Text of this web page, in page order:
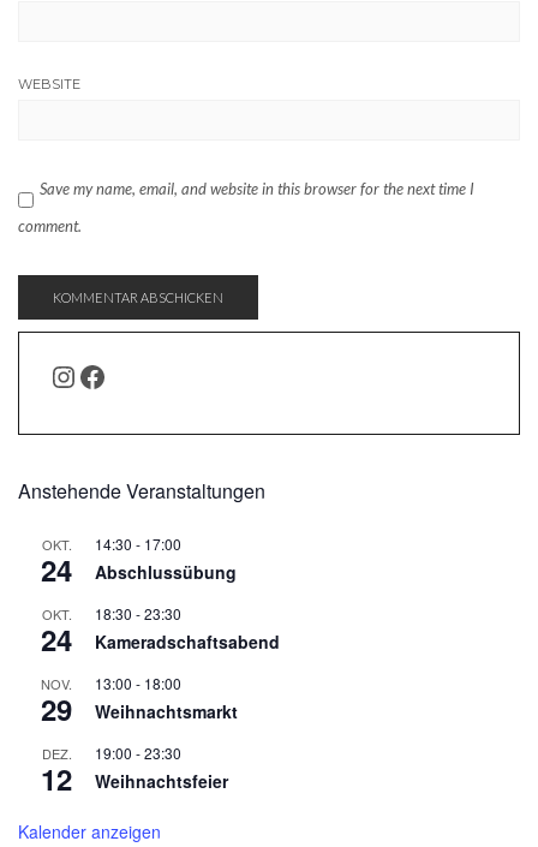
WEBSITE
Save my name, email, and website in this browser for the next time I
comment.
INSTAGRAM
FACEBOOK
Anstehende Veranstaltungen
OKT.
24
14:30 - 17:00
Abschlussübung
OKT.
24
18:30 -23:30
Kameradschaftsabend
NOV.
29
13:00 - 18:00
Weihnachtsmarkt
DEZ.
12
19:00 -23:30
Weihnachtsfeier
Kalender anzeigen